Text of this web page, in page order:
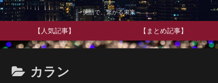
～英語で、繋がる未来～
【人気記事】 【まとめ記事】
カラン